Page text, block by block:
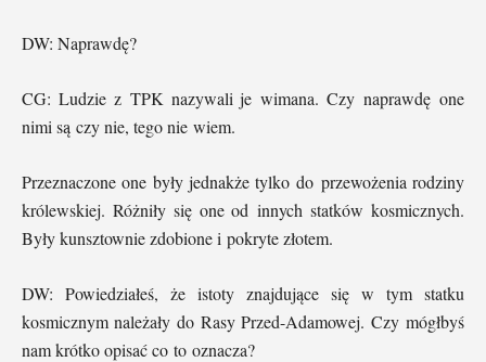
DW: Naprawdę?
CG: Ludzie z TPK nazywali je wimana. Czy naprawdę one
nimi są czy nie, tego nie wiem.
Przeznaczone one były jednakże tylko do przewożenia rodziny
królewskiej. Różniły się one od innych statków kosmicznych.
Były kunsztownie zdobione i pokryte złotem.
DW: Powiedziałeś, że istoty znajdujące się w tym statku
kosmicznym należały do Rasy Przed-Adamowej. Czy mógłbyś
nam krótko opisać co to oznacza?